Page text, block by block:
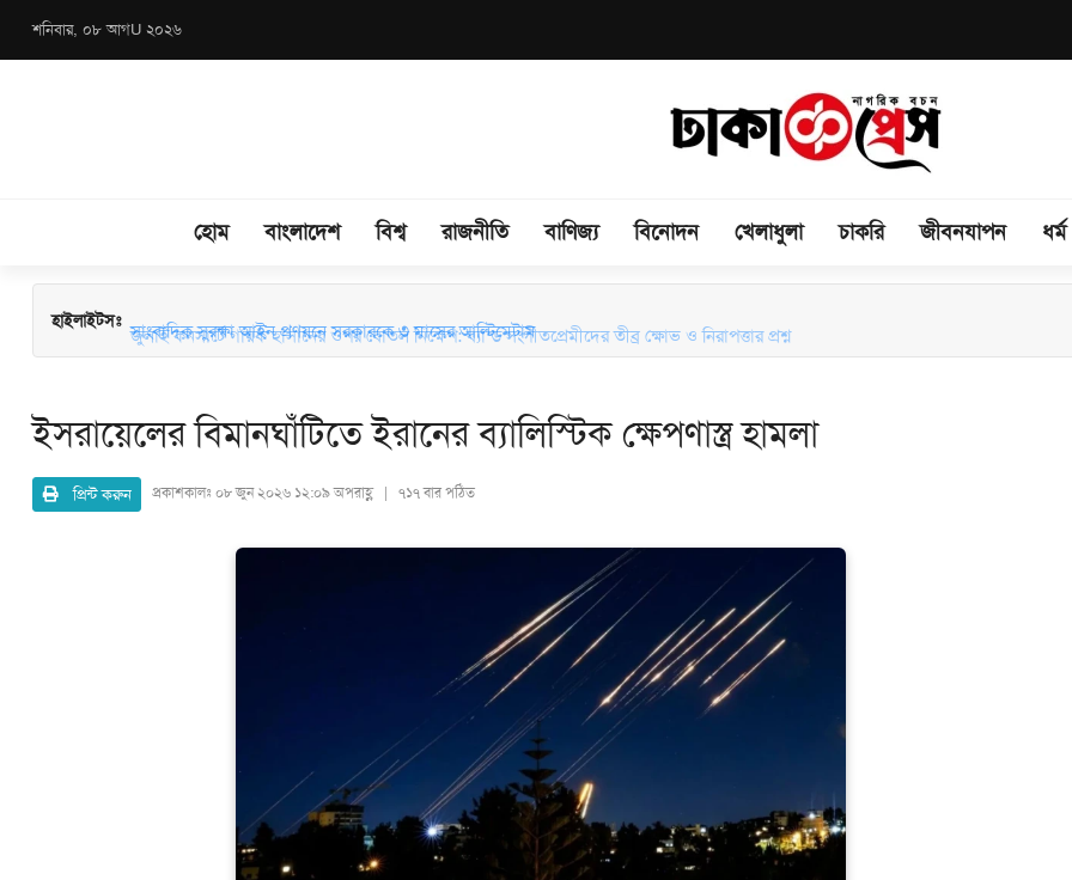
শনিবার, ০৮ আগU ২০২৬
হোম বাংলাদেশ বিশ্ব রাজনীতি বাণিজ্য বিনোদন খেলাধুলা চাকরি জীবনযাপন ধর্ম
হাইলাইটসঃ
সাংবাদিক সুরক্ষা আইন প্রণয়নে সরকারকে ৩ মাসের আল্টিমেটাম
জুলাই কনসার্টে গায়ক হাসানের ওপর বোতল নিক্ষেপ: ব্যান্ড সংগীতপ্রেমীদের তীব্র ক্ষোভ ও নিরাপত্তার প্রশ্ন
ইসরায়েলের বিমানঘাঁটিতে ইরানের ব্যালিস্টিক ক্ষেপণাস্ত্র হামলা
প্রিন্ট করুন প্রকাশকালঃ ০৮ জুন ২০২৬ ১২:০৯ অপরাহ্ণ | ৭১৭ বার পঠিত